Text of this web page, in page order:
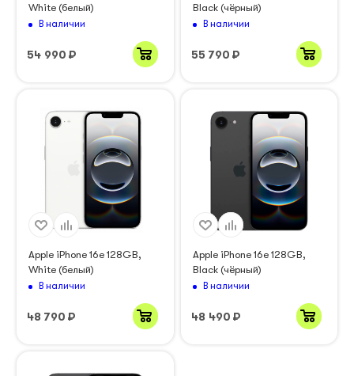
White (белый)
В наличии
54 990 ₽
Black (чёрный)
В наличии
55 790 ₽
Apple iPhone 16e 128GB,
White (белый)
В наличии
48 790 ₽
Apple iPhone 16e 128GB,
Black (чёрный)
В наличии
48 490 ₽